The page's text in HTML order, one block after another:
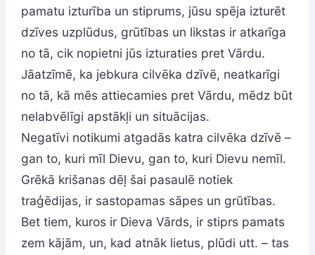
pamatu izturība un stiprums, jūsu spēja izturēt
dzīves uzplūdus, grūtības un likstas ir atkarīga
no tā, cik nopietni jūs izturaties pret Vārdu.
Jāatzīmē, ka jebkura cilvēka dzīvē, neatkarīgi
no tā, kā mēs attiecamies pret Vārdu, mēdz būt
nelabvēlīgi apstākļi un situācijas.
Negatīvi notikumi atgadās katra cilvēka dzīvē –
gan to, kuri mīl Dievu, gan to, kuri Dievu nemīl.
Grēkā krišanas dēļ šai pasaulē notiek
traģēdijas, ir sastopamas sāpes un grūtības.
Bet tiem, kuros ir Dieva Vārds, ir stiprs pamats
zem kājām, un, kad atnāk lietus, plūdi utt. – tas